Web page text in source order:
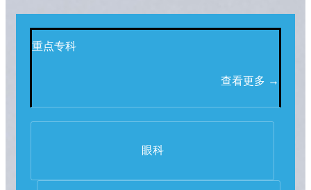
重点专科
查看更多 →
眼科